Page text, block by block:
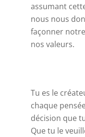
assumant
nous nous
façonner
nos valeurs.
Tu es le
chaque
décision que
Que tu le